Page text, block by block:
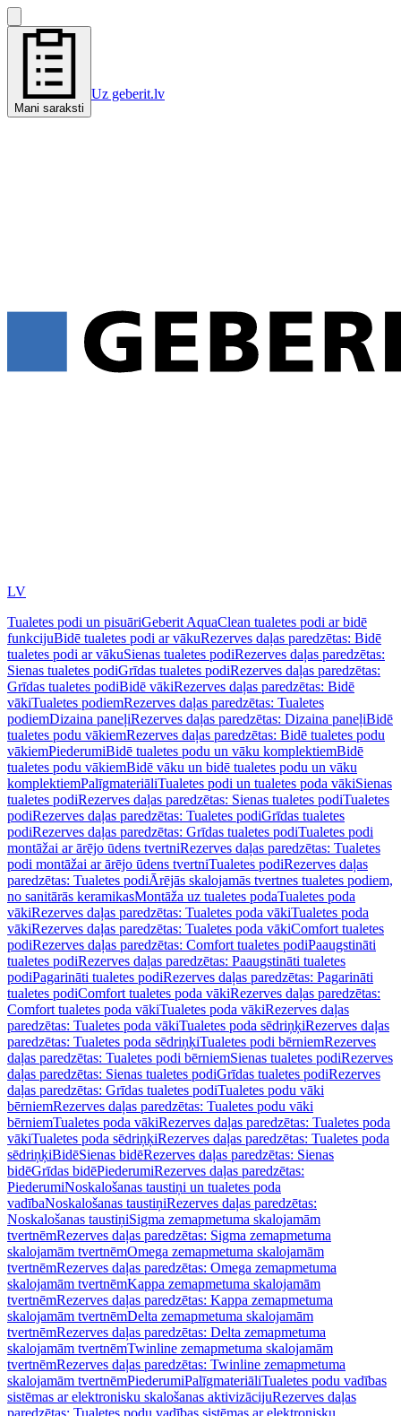
Mani saraksti
Uz geberit.lv
LV
Tualetes podi un pisuāriGeberit AquaClean tualetes podi ar bidē
funkcijuBidē tualetes podi ar vākuRezerves daļas paredzētas: Bidē
tualetes podi ar vākuSienas tualetes podiRezerves daļas paredzētas:
Sienas tualetes podiGrīdas tualetes podiRezerves daļas paredzētas:
Grīdas tualetes podiBidē vākiRezerves daļas paredzētas: Bidē
vākiTualetes podiemRezerves daļas paredzētas: Tualetes
podiemDizaina paneļiRezerves daļas paredzētas: Dizaina paneļiBidē
tualetes podu vākiemRezerves daļas paredzētas: Bidē tualetes podu
vākiemPiederumiBidē tualetes podu un vāku komplektiemBidē
tualetes podu vākiemBidē vāku un bidē tualetes podu un vāku
komplektiemPalīgmateriāliTualetes podi un tualetes poda vākiSienas
tualetes podiRezerves daļas paredzētas: Sienas tualetes podiTualetes
podiRezerves daļas paredzētas: Tualetes podiGrīdas tualetes
podiRezerves daļas paredzētas: Grīdas tualetes podiTualetes podi
montāžai ar ārējo ūdens tvertniRezerves daļas paredzētas: Tualetes
podi montāžai ar ārējo ūdens tvertniTualetes podiRezerves daļas
paredzētas: Tualetes podiĀrējās skalojamās tvertnes tualetes podiem,
no sanitārās keramikasMontāža uz tualetes podaTualetes poda
vākiRezerves daļas paredzētas: Tualetes poda vākiTualetes poda
vākiRezerves daļas paredzētas: Tualetes poda vākiComfort tualetes
podiRezerves daļas paredzētas: Comfort tualetes podiPaaugstināti
tualetes podiRezerves daļas paredzētas: Paaugstināti tualetes
podiPagarināti tualetes podiRezerves daļas paredzētas: Pagarināti
tualetes podiComfort tualetes poda vākiRezerves daļas paredzētas:
Comfort tualetes poda vākiTualetes poda vākiRezerves daļas
paredzētas: Tualetes poda vākiTualetes poda sēdriņķiRezerves daļas
paredzētas: Tualetes poda sēdriņķiTualetes podi bērniemRezerves
daļas paredzētas: Tualetes podi bērniemSienas tualetes podiRezerves
daļas paredzētas: Sienas tualetes podiGrīdas tualetes podiRezerves
daļas paredzētas: Grīdas tualetes podiTualetes podu vāki
bērniemRezerves daļas paredzētas: Tualetes podu vāki
bērniemTualetes poda vākiRezerves daļas paredzētas: Tualetes poda
vākiTualetes poda sēdriņķiRezerves daļas paredzētas: Tualetes poda
sēdriņķiBidēSienas bidēRezerves daļas paredzētas: Sienas
bidēGrīdas bidēPiederumiRezerves daļas paredzētas:
PiederumiNoskalošanas taustiņi un tualetes poda
vadībaNoskalošanas taustiņiRezerves daļas paredzētas:
Noskalošanas taustiņiSigma zemapmetuma skalojamām
tvertnēmRezerves daļas paredzētas: Sigma zemapmetuma
skalojamām tvertnēmOmega zemapmetuma skalojamām
tvertnēmRezerves daļas paredzētas: Omega zemapmetuma
skalojamām tvertnēmKappa zemapmetuma skalojamām
tvertnēmRezerves daļas paredzētas: Kappa zemapmetuma
skalojamām tvertnēmDelta zemapmetuma skalojamām
tvertnēmRezerves daļas paredzētas: Delta zemapmetuma
skalojamām tvertnēmTwinline zemapmetuma skalojamām
tvertnēmRezerves daļas paredzētas: Twinline zemapmetuma
skalojamām tvertnēmPiederumiPalīgmateriāliTualetes podu vadības
sistēmas ar elektronisku skalošanas aktivizācijuRezerves daļas
paredzētas: Tualetes podu vadības sistēmas ar elektronisku